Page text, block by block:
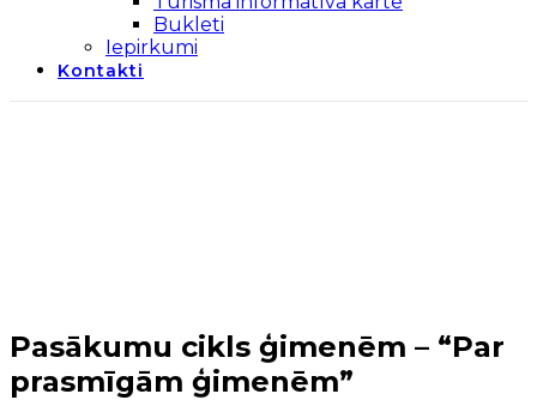
Bukleti
Iepirkumi
Kontakti
Pasākumu cikls ģimenēm – “Par
prasmīgām ģimenēm”